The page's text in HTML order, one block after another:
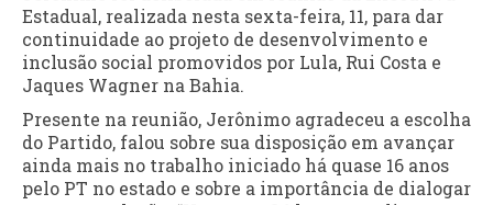
Estadual, realizada nesta sexta-feira, 11, para dar
continuidade ao projeto de desenvolvimento e
inclusão social promovidos por Lula, Rui Costa e
Jaques Wagner na Bahia.
Presente na reunião, Jerônimo agradeceu a escolha
do Partido, falou sobre sua disposição em avançar
ainda mais no trabalho iniciado há quase 16 anos
pelo PT no estado e sobre a importância de dialogar